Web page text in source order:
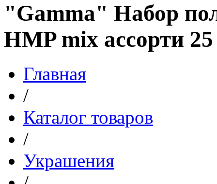
"Gamma" Набор
HMP mix ассорти
Главная
/
Каталог товаров
/
Украшения